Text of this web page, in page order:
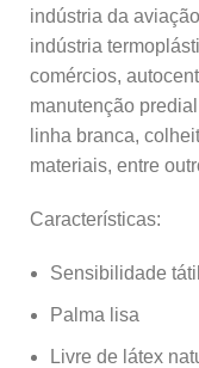
indústria da
indústria
comércios,
manutenção
linha branca,
materiais, entre
Características:
Sensibilidade tátil
Palma lisa
Livre de látex